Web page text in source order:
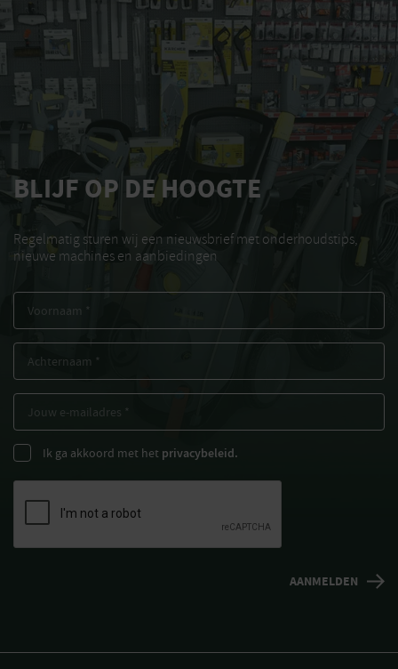
BLIJF OP DE HOOGTE
Regelmatig sturen wij een nieuwsbrief met onderhoudstips,
nieuwe machines en aanbiedingen
Ik ga akkoord met het privacybeleid.